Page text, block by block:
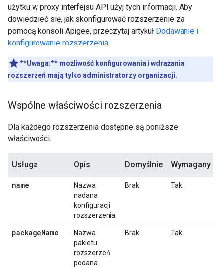
użytku w proxy interfejsu API użyj tych informacji. Aby
dowiedzieć się, jak skonfigurować rozszerzenie za
pomocą konsoli Apigee, przeczytaj artykuł Dodawanie i
konfigurowanie rozszerzenia.
**Uwaga:** możliwość konfigurowania i wdrażania
rozszerzeń mają tylko administratorzy organizacji.
Wspólne właściwości rozszerzenia
Dla każdego rozszerzenia dostępne są poniższe
właściwości.
Usługa Opis Domyślnie Wymagany
name
Nazwa
nadana
konfiguracji
rozszerzenia.
Brak Tak
packageName
Nazwa
pakietu
rozszerzeń
podana
Brak Tak